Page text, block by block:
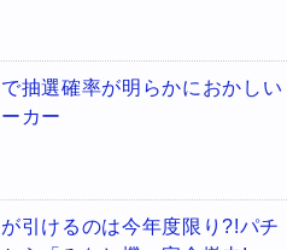
抽選確率が明らかにおかしい
カー
引けるのは今年度限り?!パチ